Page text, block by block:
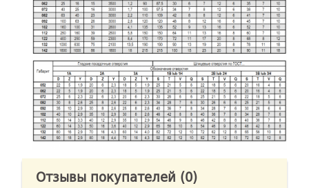
Отзывы покупателей (0)